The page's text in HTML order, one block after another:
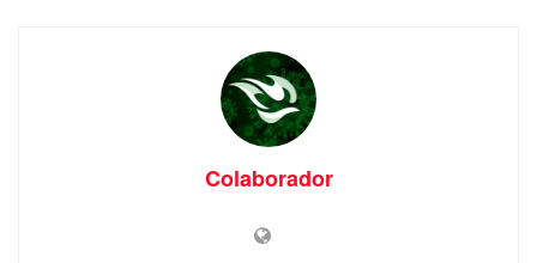
Colaborador